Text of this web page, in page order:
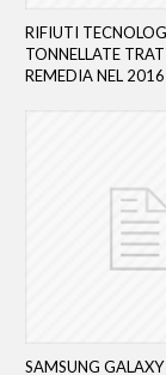
RIFIUTI
TONNELLATE
REMEDIA NEL 2016
SAMSUNG